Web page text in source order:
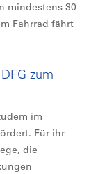
mindestens 30
Fahrrad fährt
zum
im
Für ihr
die